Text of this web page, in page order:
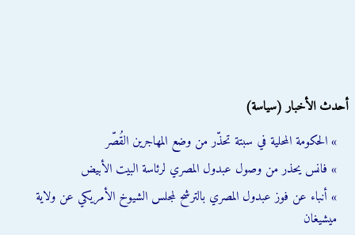
أحدث الأخبار (سياسة)
» الحكومة المحلية في سبتة تحذّر من وضع المهاجرين القُصّر
» فانس يحذر من وصول عبدول المصري لرئاسة البيت الأبيض
» أنباء عن فوز عبدول المصري بالترشح لمجلس الشيوخ الأمريكي عن ولاية
ميشيغان